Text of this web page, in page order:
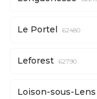
Le Portel 62480
Leforest 62790
Loison-sous-Lens